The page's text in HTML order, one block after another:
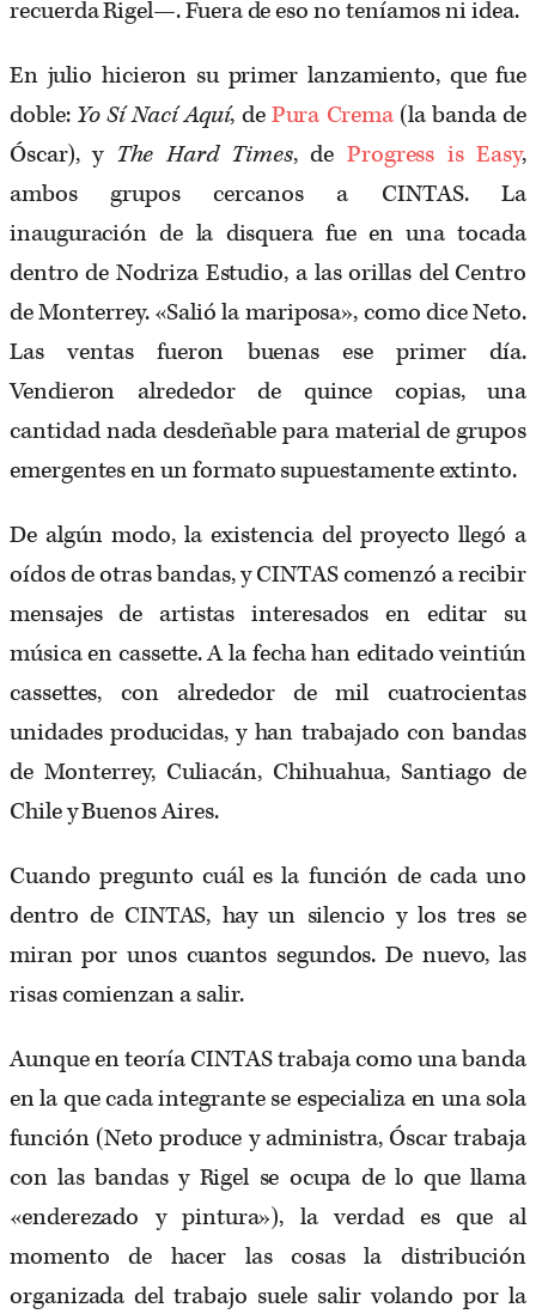
recuerda Rigel—. Fuera de eso no teníamos ni idea.
En julio hicieron su primer lanzamiento, que fue
doble: Yo Sí Nací Aquí, dePura Crema (la banda de
Óscar), y The Hard Times, de Progress is Easy,
ambos grupos cercanos a CINTAS. La
inauguración de la disquera fue en una tocada
dentro de Nodriza Estudio, a las orillas del Centro
de Monterrey. «Salió la mariposa», como dice Neto.
Las ventas fueron buenas ese primer día.
Vendieron alrededor de quince copias, una
cantidad nada desdeñable para material de grupos
emergentes en un formato supuestamente extinto.
De algún modo, la existencia del proyecto llegó a
oídos de otras bandas, y CINTAS comenzó a recibir
mensajes de artistas interesados en editar su
música en cassette. A la fecha han editado veintiún
cassettes, con alrededor de mil cuatrocientas
unidades producidas, y han trabajado con bandas
de Monterrey, Culiacán, Chihuahua, Santiago de
Chile y Buenos Aires.
Cuando pregunto cuál es la función de cada uno
dentro de CINTAS, hay un silencio y los tres se
miran por unos cuantos segundos. De nuevo, las
risas comienzan a salir.
Aunque en teoría CINTAS trabaja como una banda
en la que cada integrante se especializa en una sola
función (Neto produce y administra, Óscar trabaja
con las bandas y Rigel se ocupa de lo que llama
«enderezado y pintura»), la verdad es que al
momento de hacer las cosas la distribución
organizada del trabajo suele salir volando por la